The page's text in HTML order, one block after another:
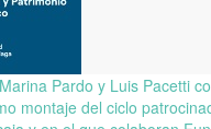
Pardo y Luis Pacetti
montaje del ciclo